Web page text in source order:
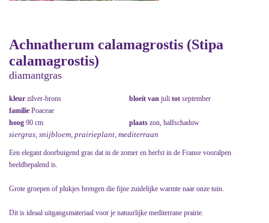
Achnatherum calamagrostis (Stipa
calamagrostis)
diamantgras
kleur zilver-brons bloeit van juli tot september
familie Poaceae
hoog 90 cm plaats zon, halfschaduw
siergras, snijbloem, prairieplant, mediterraan
Een elegant doorbuigend gras dat in de zomer en herfst in de Franse vooralpen
beeldbepalend is.
Grote groepen of plukjes brengen die fijne zuidelijke warmte naar onze tuin.
Dit is ideaal uitgangsmateriaal voor je natuurlijke mediterrane prairie.